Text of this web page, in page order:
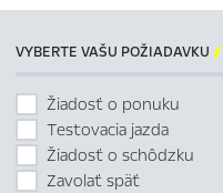
VYBERTE VAŠU POŽIADAVKU 
Žiadosť o ponuku
Testovacia jazda
Žiadosť o schôdzku
Zavolať späť